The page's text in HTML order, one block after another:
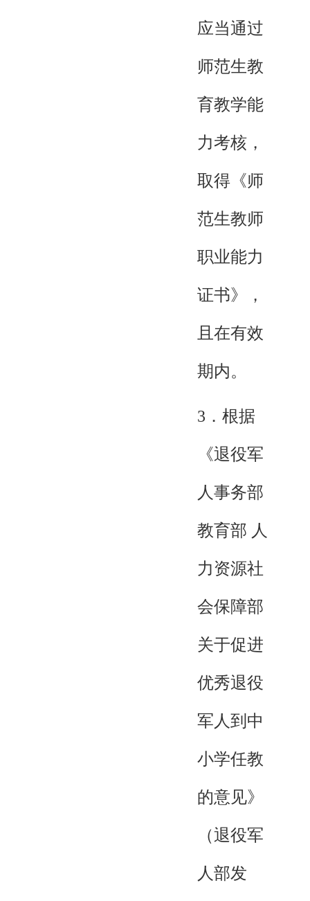
应当通过
师范生教
育教学能
力考核，
取得《师
范生教师
职业能力
证书》，
且在有效
期内。
3．根据
《退役军
人事务部
教育部 人
力资源社
会保障部
关于促进
优秀退役
军人到中
小学任教
的意见》
（退役军
人部发